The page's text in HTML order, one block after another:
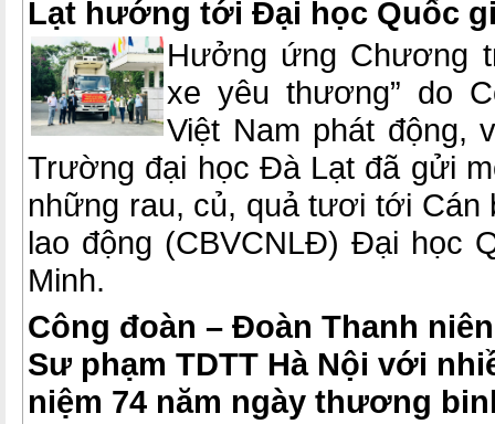
Lạt hướng tới Đại học Quốc
Hưởng ứng Chương
xe yêu thương” do
Việt Nam phát động,
Trường đại học Đà Lạt đã gửi
những rau, củ, quả tươi tới
lao động (CBVCNLĐ) Đại học
Minh.
Công đoàn – Đoàn Thanh
Sư phạm TDTT Hà Nội với
niệm 74 năm ngày thương